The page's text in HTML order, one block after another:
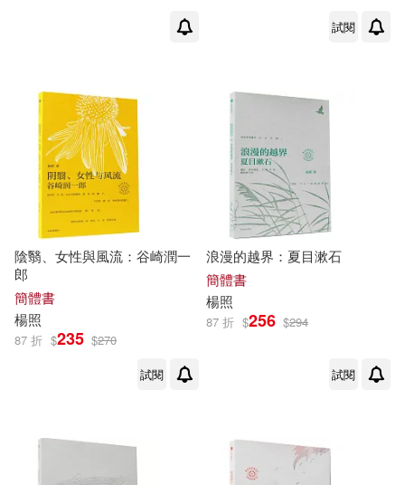
楊連山，楊照(1) 楊雨(1)
海明威(Ernest Hemingway)(1)
烏奴奴(1)
石月明(1)
簡子傑(1)
蘇茜‧林厄姆(1)
天津教育出版社(1)
山東科學技術出版社(1)
張老師文化(1) 新經典文化(1)
新雨(1) 明日工作室(1)
朝華出版社(1) 木馬文化(1)
東北師範大學出版社(1)
清華大學出版社(1)
試閱
陰翳、女性與風流：谷崎潤一
郎
簡體書
楊照
87 折 $235 $270
試閱
浪漫的越界：夏目漱石
簡體書
楊照
87 折 $256 $294
試閱